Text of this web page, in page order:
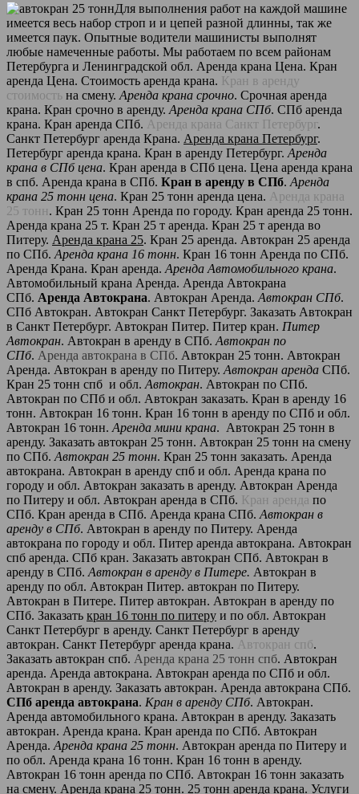
Для выполнения работ на каждой машине
имеется весь набор строп и и цепей разной длинны, так же
имеется паук. Опытные водители машинисты выполнят
любые намеченные работы. Мы работаем по всем районам
Петербурга и Ленинградской обл. Аренда крана Цена. Кран
аренда Цена. Стоимость аренда крана. Кран в аренду
стоимость на смену. Аренда крана срочно. Срочная аренда
крана. Кран срочно в аренду. Аренда крана СПб. СПб аренда
крана. Кран аренда СПб. Аренда крана Санкт Петербург.
Санкт Петербург аренда Крана. Аренда крана Петербург.
Петербург аренда крана. Кран в аренду Петербург. Аренда
крана в СПб цена. Кран аренда в СПб цена. Цена аренда крана
в спб. Аренда крана в СПб. Кран в аренду в СПб. Аренда
крана 25 тонн цена. Кран 25 тонн аренда цена. Аренда крана
25 тонн. Кран 25 тонн Аренда по городу. Кран аренда 25 тонн.
Аренда крана 25 т. Кран 25 т аренда. Кран 25 т аренда во
Питеру. Аренда крана 25. Кран 25 аренда. Автокран 25 аренда
по СПб. Аренда крана 16 тонн. Кран 16 тонн Аренда по СПб.
Аренда Крана. Кран аренда. Аренда Автомобильного крана.
Автомобильный крана Аренда. Аренда Автокрана
СПб. Аренда Автокрана. Автокран Аренда. Автокран СПб.
СПб Автокран. Автокран Санкт Петербург. Заказать Автокран
в Санкт Петербург. Автокран Питер. Питер кран. Питер
Автокран. Автокран в аренду в СПб. Автокран по
СПб. Аренда автокрана в СПб. Автокран 25 тонн. Автокран
Аренда. Автокран в аренду по Питеру. Автокран аренда СПб.
Кран 25 тонн спб и обл. Автокран. Автокран по СПб.
Автокран по СПб и обл. Автокран заказать. Кран в аренду 16
тонн. Автокран 16 тонн. Кран 16 тонн в аренду по СПб и обл.
Автокран 16 тонн. Аренда мини крана. Автокран 25 тонн в
аренду. Заказать автокран 25 тонн. Автокран 25 тонн на смену
по СПб. Автокран 25 тонн. Кран 25 тонн заказать. Аренда
автокрана. Автокран в аренду спб и обл. Аренда крана по
городу и обл. Автокран заказать в аренду. Автокран Аренда
по Питеру и обл. Автокран аренда в СПб. Кран аренда по
СПб. Кран аренда в СПб. Аренда крана СПб. Автокран в
аренду в СПб. Автокран в аренду по Питеру. Аренда
автокрана по городу и обл. Питер аренда автокрана. Автокран
спб аренда. СПб кран. Заказать автокран СПб. Автокран в
аренду в СПб. Автокран в аренду в Питере. Автокран в
аренду по обл. Автокран Питер. автокран по Питеру.
Автокран в Питере. Питер автокран. Автокран в аренду по
СПб. Заказать кран 16 тонн по питеру и по обл. Автокран
Санкт Петербург в аренду. Санкт Петербург в аренду
автокран. Санкт Петербург аренда крана. Автокран спб.
Заказать автокран спб. Аренда крана 25 тонн спб. Автокран
аренда. Аренда автокрана. Автокран аренда по СПб и обл.
Автокран в аренду. Заказать автокран. Аренда автокрана СПб.
СПб аренда автокрана. Кран в аренду СПб. Автокран.
Аренда автомобильного крана. Автокран в аренду. Заказать
автокран. Аренда крана. Кран аренда по СПб. Автокран
Аренда. Аренда крана 25 тонн. Автокран аренда по Питеру и
по обл. Аренда крана 16 тонн. Кран 16 тонн в аренду.
Автокран 16 тонн аренда по СПб. Автокран 16 тонн заказать
на смену. Аренда крана 25 тонн. 25 тонн аренда крана. Услуги